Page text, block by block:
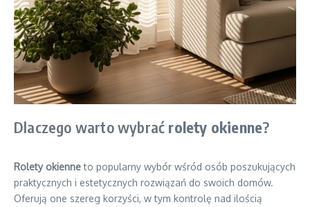
Dlaczego warto wybrać rolety okienne?
Rolety okienneto popularny wybór wśród osób poszukujących
praktycznych i estetycznych rozwiązań do swoich domów.
Oferują one szereg korzyści, w tym kontrolę nad ilością